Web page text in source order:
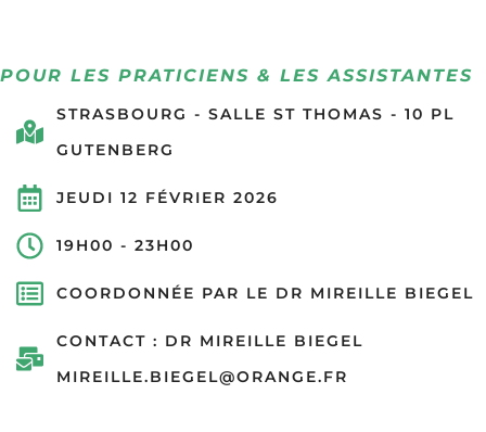
POUR LES PRATICIENS & LES ASSISTANTES
STRASBOURG - SALLE ST THOMAS - 10 PL
GUTENBERG
JEUDI 12 FÉVRIER 2026
19H00 - 23H00
COORDONNÉE PAR LE DR MIREILLE BIEGEL
CONTACT : DR MIREILLE BIEGEL
MIREILLE.BIEGEL@ORANGE.FR